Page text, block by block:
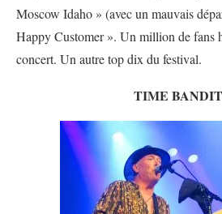
Moscow Idaho » (avec un mauvais
Happy Customer ». Un million de fans
concert. Un autre top dix du festival.
TIME